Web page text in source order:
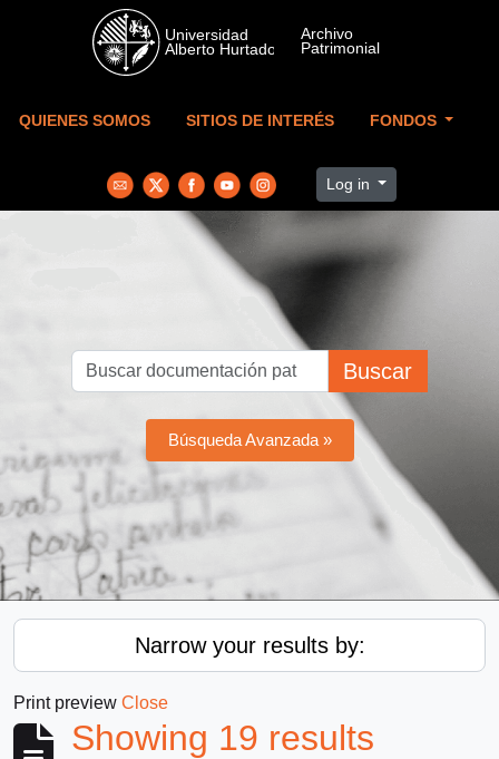
Skip to main content
QUIENES SOMOS SITIOS DE INTERÉS FONDOS
Log in
Buscar
Búsqueda Avanzada »
Narrow your results by:
Print preview Close
Showing 19 results